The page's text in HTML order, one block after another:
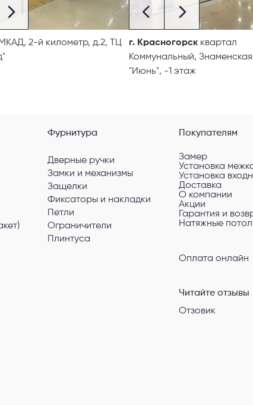
2-й километр, д.2, ТЦ
г. Красногорск квартал
Коммунальный,
"Июнь", -1 этаж
Фурнитура
Дверные ручки
Замки и механизмы
Защелки
Фиксаторы и накладки
Петли
Ограничители
Плинтуса
Покупателям
Замер
Установка
Установка
Доставка
О компании
Акции
Гарантия и
Натяжные
Оплата онлайн
Читайте отзывы
Отзовик